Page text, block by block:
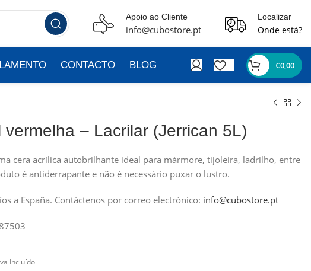
Apoio ao Cliente
info@cubostore.pt
Localizar
Onde está?
CONTACTO BLOG €0,00
vermelha – Lacrilar (Jerrican 5L)
cera acrílica autobrilhante ideal para mármore, tijoleira, ladrilho, entre
é antiderrapante e não é necessário puxar o lustro.
a España. Contáctenos por correo electrónico: info@cubostore.pt